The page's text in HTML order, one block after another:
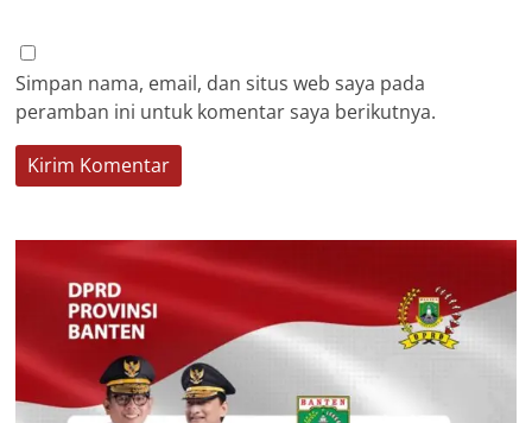
Simpan nama, email, dan situs web saya pada
peramban ini untuk komentar saya berikutnya.